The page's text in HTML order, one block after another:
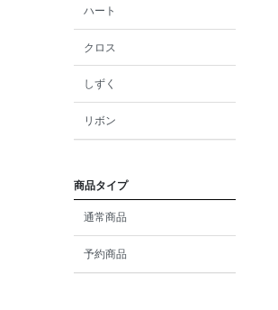
ハート
クロス
しずく
リボン
商品タイプ
通常商品
予約商品